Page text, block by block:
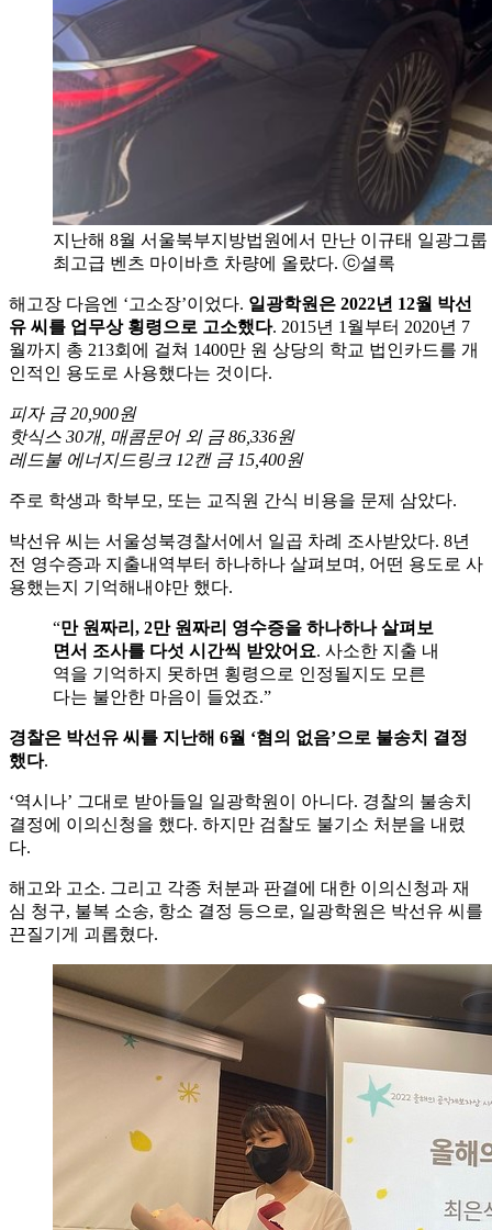
지난해 8월 서울북부지방법원에서 만난 이규태 일광그
최고급 벤츠 마이바흐 차량에 올랐다. ⓒ셜록
해고장 다음엔 ‘고소장’이었다. 일광학원은 2022년 12월 박선
유 씨를 업무상 횡령으로 고소했다. 2015년 1월부터 2020년 7
월까지 총 213회에 걸쳐 1400만 원 상당의 학교 법인카드를 개
인적인 용도로 사용했다는 것이다.
피자 금 20,900원
핫식스 30개, 매콤문어 외 금 86,336원
레드불 에너지드링크 12캔 금 15,400원
주로 학생과 학부모, 또는 교직원 간식 비용을 문제 삼았다.
박선유 씨는 서울성북경찰서에서 일곱 차례 조사받았다. 8년
전 영수증과 지출내역부터 하나하나 살펴보며, 어떤 용도로 사
용했는지 기억해내야만 했다.
“만 원짜리, 2만 원짜리 영수증을 하나하나 살펴보
면서 조사를 다섯 시간씩 받았어요. 사소한 지출 내
역을 기억하지 못하면 횡령으로 인정될지도 모른
다는 불안한 마음이 들었죠.”
경찰은 박선유 씨를 지난해 6월 ‘혐의 없음’으로 불송치 결정
했다.
‘역시나’ 그대로 받아들일 일광학원이 아니다. 경찰의 불송치
결정에 이의신청을 했다. 하지만 검찰도 불기소 처분을 내렸
다.
해고와 고소. 그리고 각종 처분과 판결에 대한 이의신청과 재
심 청구, 불복 소송, 항소 결정 등으로, 일광학원은 박선유 씨를
끈질기게 괴롭혔다.